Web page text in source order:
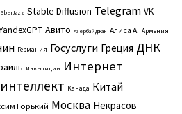
SberJazz Stable Diffusion Telegram VK
Авито Азербайджан Алиса AI Армения
Германия Госуслуги Греция ДНК
Инвестиции Интернет
Канада Китай
Горький Москва Некрасов